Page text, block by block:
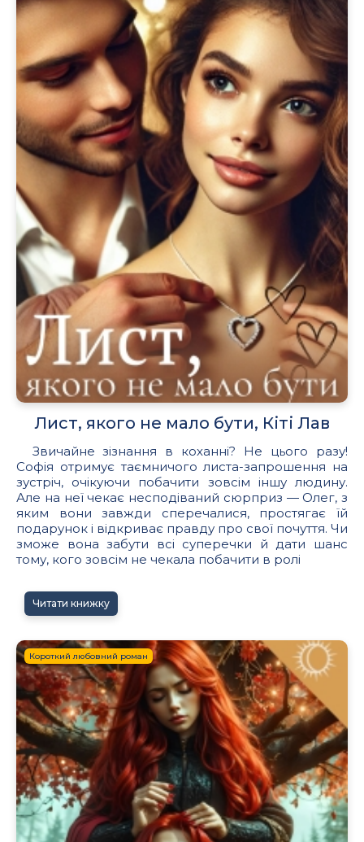
Лист, якого не мало бути, Кіті Лав
Звичайне зізнання в коханні? Не цього разу!
Софія отримує таємничого листа-запрошення на
зустріч, очікуючи побачити зовсім іншу людину.
Але на неї чекає несподіваний сюрприз — Олег, з
яким вони завжди сперечалися, простягає їй
подарунок і відкриває правду про свої почуття. Чи
зможе вона забути всі суперечки й дати шанс
тому, кого зовсім не чекала побачити в ролі
Читати книжку
Короткий любовний роман